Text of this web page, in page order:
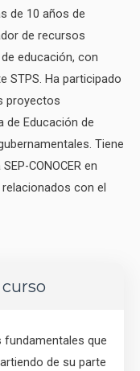
de 10 años de
de recursos
educación, con
STPS. Ha participado
proyectos
de Educación de
Tiene
CONOCER en
con el
que
de su parte